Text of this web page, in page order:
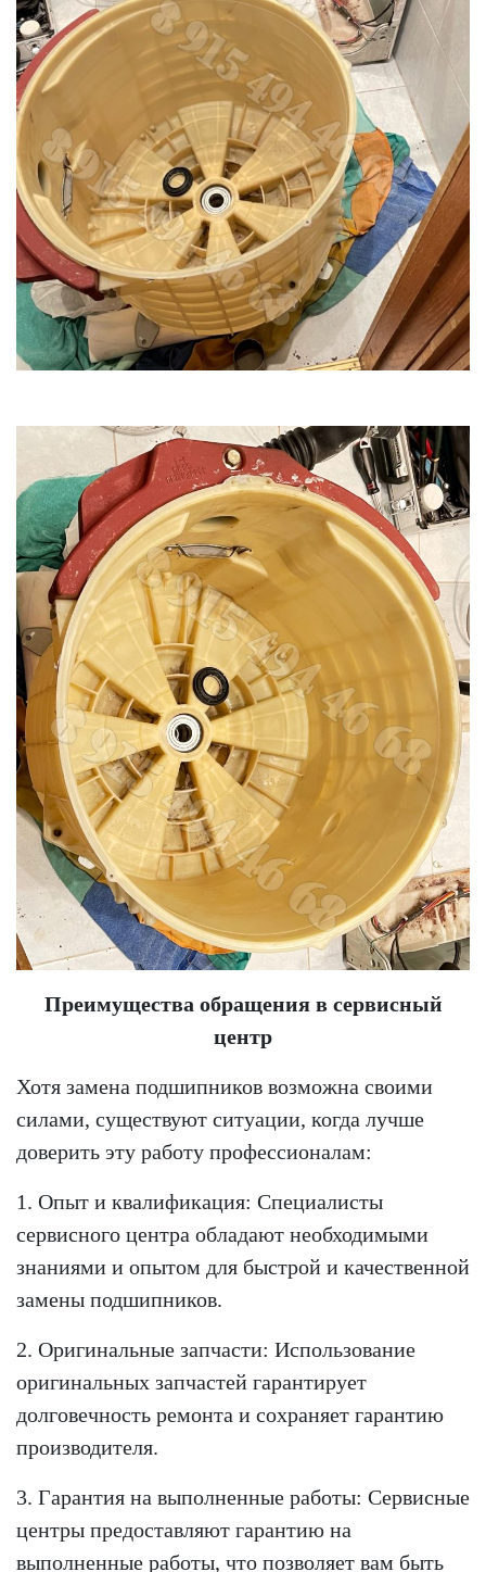
Преимущества обращения в сервисный
центр
Хотя замена подшипников возможна своими
силами, существуют ситуации, когда лучше
доверить эту работу профессионалам:
1. Опыт и квалификация: Специалисты
сервисного центра обладают необходимыми
знаниями и опытом для быстрой и качественной
замены подшипников.
2. Оригинальные запчасти: Использование
оригинальных запчастей гарантирует
долговечность ремонта и сохраняет гарантию
производителя.
3. Гарантия на выполненные работы: Сервисные
центры предоставляют гарантию на
выполненные работы, что позволяет вам быть